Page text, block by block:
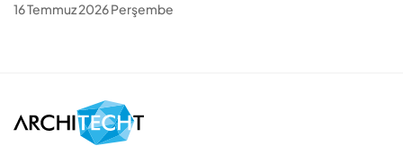
16 Temmuz 2026 Perşembe